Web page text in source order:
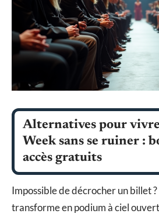
Alternatives pour
Week sans se ruiner :
accès gratuits
Impossible de décrocher un billet
transforme en podium à ciel